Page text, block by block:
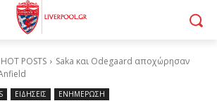
POSTS
Saka και Odegaard αποχώρησαν
ΕΙΔΗΣΕΙΣ ΕΝΗΜΕΡΩΣΗ